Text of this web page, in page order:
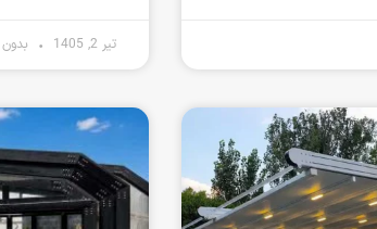
تیر 2, 1405 بدون